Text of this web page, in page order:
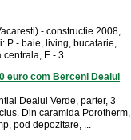
- constructie 2008,
P - baie, living, bucatarie,
E - 3 ...
euro com Berceni Dealul
Dealul Verde, parter, 3
Din caramida Porotherm,
pod depozitare, ...